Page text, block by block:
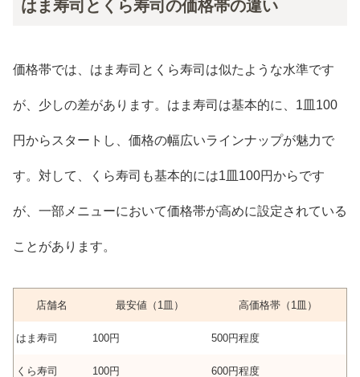
はま寿司とくら寿司の価格帯の違い
価格帯では、はま寿司とくら寿司は似たような水準です
が、少しの差があります。はま寿司は基本的に、1皿100
円からスタートし、価格の幅広いラインナップが魅力で
す。対して、くら寿司も基本的には1皿100円からです
が、一部メニューにおいて価格帯が高めに設定されている
ことがあります。
店舗名 最安値（1皿） 高価格帯（1皿）
はま寿司 100円 500円程度
くら寿司 100円 600円程度